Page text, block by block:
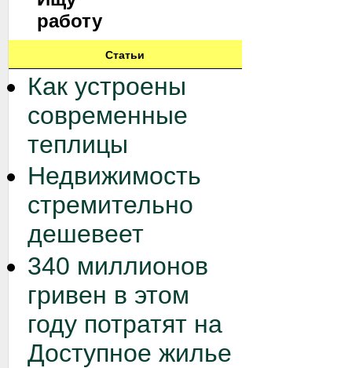
работу
Статьи
Как устроены
современные
теплицы
Недвижимость
стремительно
дешевеет
340 миллионов
гривен в этом
году потратят на
Доступное жилье